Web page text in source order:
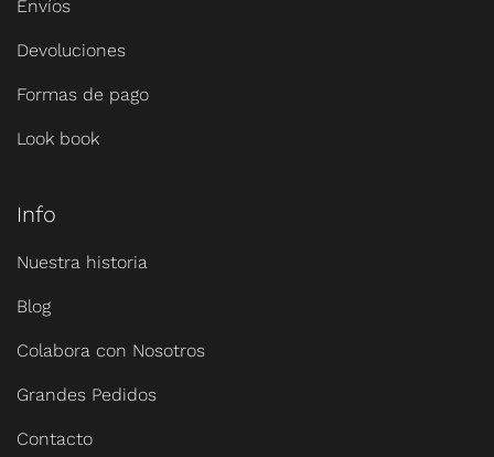
Envíos
Devoluciones
Formas de pago
Look book
Info
Nuestra historia
Blog
Colabora con Nosotros
Grandes Pedidos
Contacto